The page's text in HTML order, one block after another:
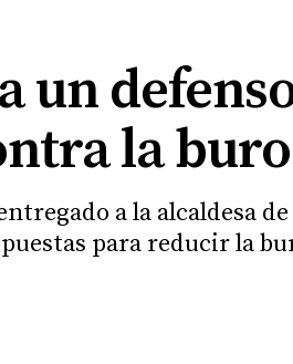
un
la
a la alcaldesa
para reducir la